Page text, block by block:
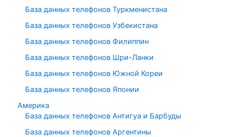
База данных телефонов Туркменистана
База данных телефонов Узбекистана
База данных телефонов Филиппин
База данных телефонов Шри-Ланки
База данных телефонов Южной Кореи
База данных телефонов Японии
Америка
База данных телефонов Антигуа и Барбуды
База данных телефонов Аргентины